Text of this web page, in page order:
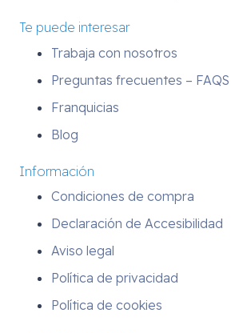
Te puede interesar
Trabaja con nosotros
Preguntas frecuentes – FAQS
Franquicias
Blog
Información
Condiciones de compra
Declaración de Accesibilidad
Aviso legal
Política de privacidad
Política de cookies